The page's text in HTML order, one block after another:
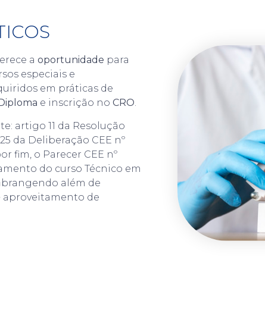
a oportunidade para
especiais e
em práticas de
Diploma e inscrição no CRO.
artigo 11 da Resolução
da Deliberação CEE nº
fim, o Parecer CEE nº
do curso Técnico em
além de
aproveitamento de